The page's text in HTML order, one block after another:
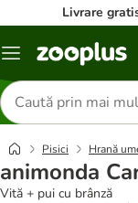
Livrare
Categorii
Căutare
produse
Pisici Hrană
animonda
Vită + pui cu brânză